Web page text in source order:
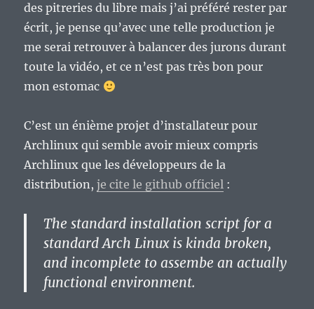
des pitreries du libre mais j’ai préféré rester par
écrit, je pense qu’avec une telle production je
me serai retrouver à balancer des jurons durant
toute la vidéo, et ce n’est pas très bon pour
mon estomac
C’est un énième projet d’installateur pour
Archlinux qui semble avoir mieux compris
Archlinux que les développeurs de la
distribution,je cite le github officiel :
The standard installation script for a
standard Arch Linux is kinda broken,
and incomplete to assembe an actually
functional environment.